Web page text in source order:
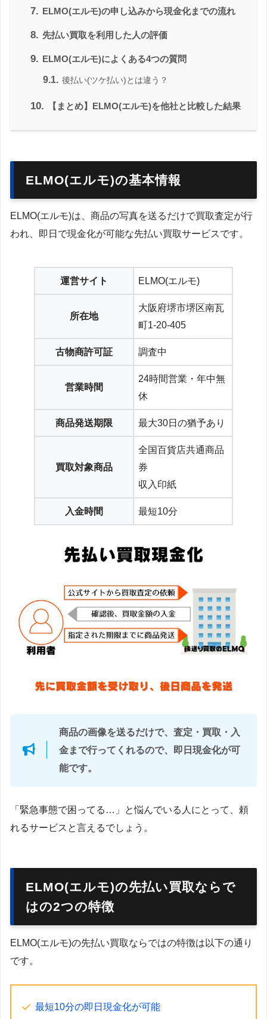
7. ELMO(エルモ)の申し込みから現金化までの流れ
8. 先払い買取を利用した人の評価
9. ELMO(エルモ)によくある4つの質問
9.1. 後払い(ツケ払い)とは違う？
10. 【まとめ】ELMO(エルモ)を他社と比較した結果
ELMO(エルモ)の基本情報
ELMO(エルモ)は、商品の写真を送るだけで買取査定が行
われ、即日で現金化が可能な先払い買取サービスです。
運営サイト ELMO(エルモ)
所在地
大阪府堺市堺区南瓦
町1-20-405
古物商許可証 調査中
営業時間
24時間営業・年中無
休
商品発送期限 最大30日の猶予あり
買取対象商品
全国百貨店共通商品
券
収入印紙
入金時間 最短10分
商品の画像を送るだけで、査定・買取・入
金まで行ってくれるので、即日現金化が可
能です。
「緊急事態で困ってる…」と悩んでいる人にとって、頼
れるサービスと言えるでしょう。
ELMO(エルモ)の先払い買取ならで
はの2つの特徴
ELMO(エルモ)の先払い買取ならではの特徴は以下の通り
です。
最短10分の即日現金化が可能